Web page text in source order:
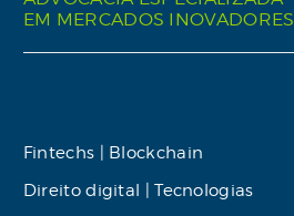
EM MERCADOS INOVADORES.
Fintechs | Blockchain
Direito digital | Tecnologias